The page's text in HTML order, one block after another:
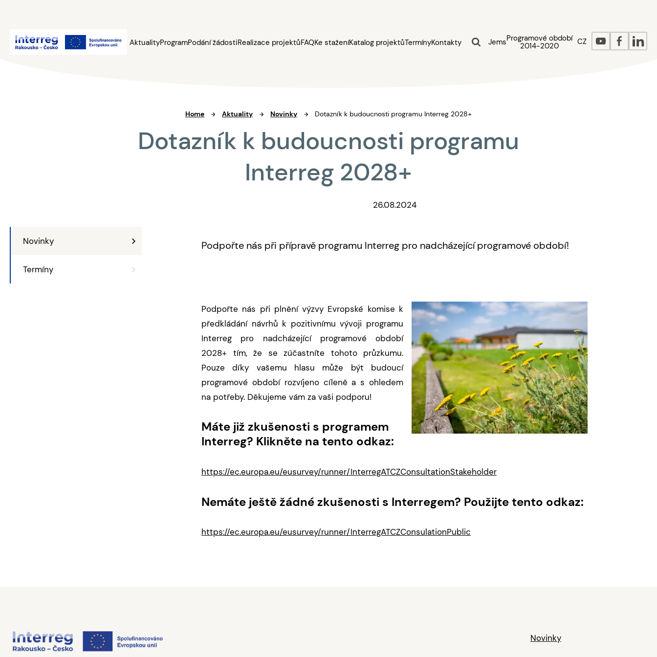
AktualityProgramPodání žádostiRealizace projektůFAQKe staženíKatalog projektůTermínyKontakty JemsProgramové období
2014-2020
CZ
Home Aktuality Novinky Dotazník k budoucnosti programu Interreg 2028+
Dotazník k budoucnosti programu
Interreg 2028+
Novinky
Termíny
26.08.2024
Podpořte nás při přípravě programu Interreg pro nadcházející programové období!
Podpořte nás při plnění výzvy Evropské komise k
předkládání návrhů k pozitivnímu vývoji programu
Interreg pro nadcházející programové období
2028+ tím, že se zúčastníte tohoto průzkumu.
Pouze díky vašemu hlasu může být budoucí
programové období rozvíjeno cíleně a s ohledem
na potřeby. Děkujeme vám za vaši podporu!
Máte již zkušenosti s programem
Interreg? Klikněte na tento odkaz:
https://ec.europa.eu/eusurvey/runner/InterregATCZConsultationStakeholder
Nemáte ještě žádné zkušenosti s Interregem? Použijte tento odkaz:
https://ec.europa.eu/eusurvey/runner/InterregATCZConsulationPublic
Novinky